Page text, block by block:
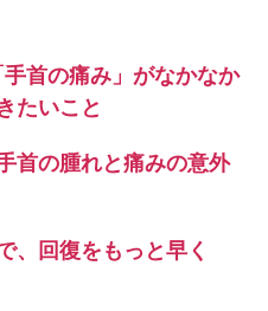
首の痛み」がなかなか
たいこと
首の腫れと痛みの意外
、回復をもっと早く